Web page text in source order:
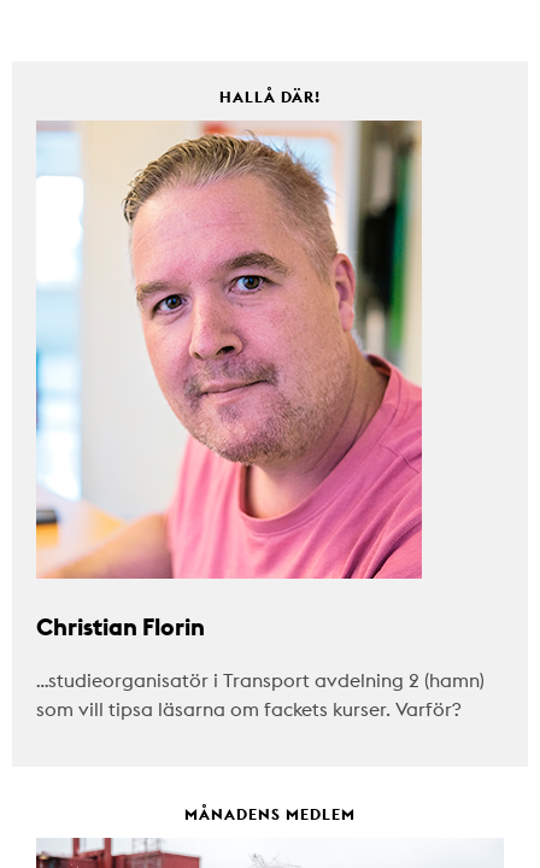
HALLÅ DÄR!
Christian Florin
…studieorganisatör i Transport avdelning 2 (hamn)
som vill tipsa läsarna om fackets kurser. Varför?
MÅNADENS MEDLEM